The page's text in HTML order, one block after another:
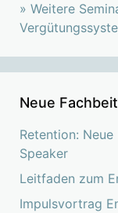
» Weitere
Neue
Retention:
Speaker
Leitfaden zum
Impulsvortrag